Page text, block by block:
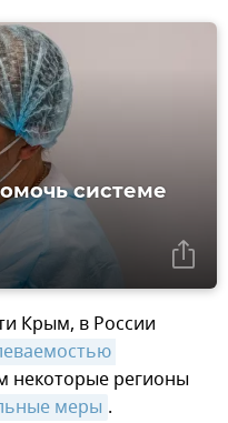
системе
Крым, в России
некоторые регионы
меры .